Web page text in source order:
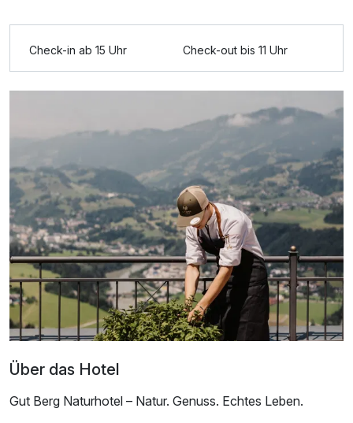
Doppelzimmer Komfort Klassik
2 Erwachsene und 1 Kind
Check-in ab 15 Uhr Check-out bis 11 Uhr
Über das Hotel
Gut Berg Naturhotel – Natur. Genuss. Echtes Leben.